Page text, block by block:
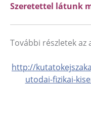
Szeretettel látunk
További részletek
http://
utodai-fizikai-